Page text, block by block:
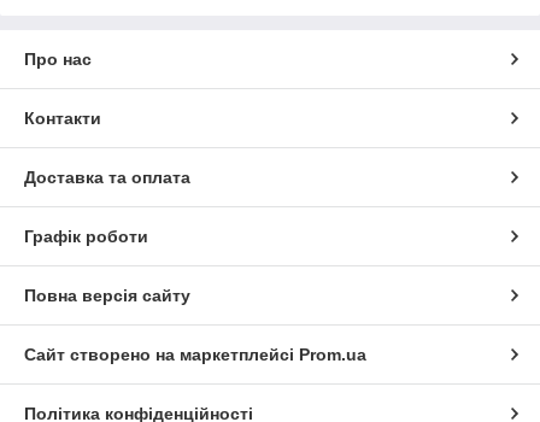
Про нас
Контакти
Доставка та оплата
Графік роботи
Повна версія сайту
Сайт створено на маркетплейсі Prom.ua
Політика конфіденційності